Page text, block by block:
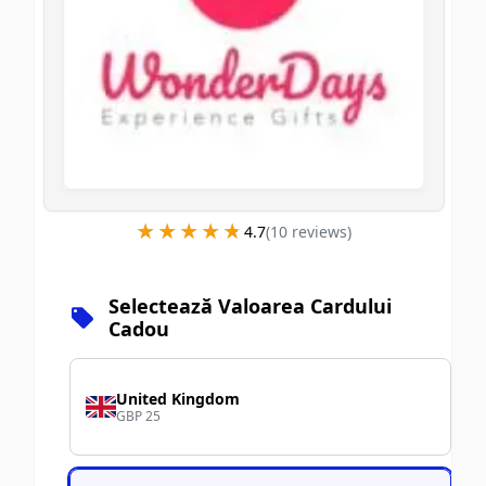
★★★★★
★★★★★ 4.7(10reviews)
Selectează Valoarea Cardului
Cadou
United Kingdom
GBP 25